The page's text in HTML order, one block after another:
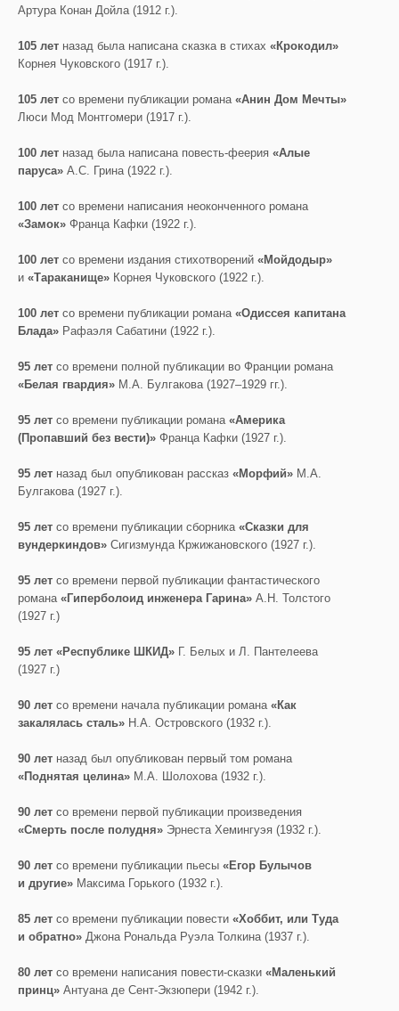
Артура Конан Дойла (1912 г.).
105 лет назад была написана сказка в стихах «Крокодил»
Корнея Чуковского (1917 г.).
105 лет со времени публикации романа «Анин Дом Мечты»
Люси Мод Монтгомери (1917 г.).
100 лет назад была написана повесть-феерия «Алые
паруса» А.С. Грина (1922 г.).
100 лет со времени написания неоконченного романа
«Замок» Франца Кафки (1922 г.).
100 лет со времени издания стихотворений «Мойдодыр»
и «Тараканище» Корнея Чуковского (1922 г.).
100 лет со времени публикации романа «Одиссея капитана
Блада» Рафаэля Сабатини (1922 г.).
95 лет со времени полной публикации во Франции романа
«Белая гвардия» М.А. Булгакова (1927–1929 гг.).
95 лет со времени публикации романа «Америка
(Пропавший без вести)» Франца Кафки (1927 г.).
95 лет назад был опубликован рассказ «Морфий» М.А.
Булгакова (1927 г.).
95 лет со времени публикации сборника «Сказки для
вундеркиндов» Сигизмунда Кржижановского (1927 г.).
95 лет со времени первой публикации фантастического
романа«Гиперболоид инженера Гарина» А.Н. Толстого
(1927 г.)
95 лет «Республике ШКИД» Г. Белых и Л. Пантелеева
(1927 г.)
90 лет со времени начала публикации романа «Как
закалялась сталь» Н.А. Островского (1932 г.).
90 лет назад был опубликован первый том романа
«Поднятая целина» М.А. Шолохова (1932 г.).
90 лет со времени первой публикации произведения
«Смерть после полудня» Эрнеста Хемингуэя (1932 г.).
90 лет со времени публикации пьесы «Егор Булычов
и другие» Максима Горького (1932 г.).
85 лет со времени публикации повести «Хоббит, или Туда
и обратно» Джона Рональда Руэла Толкина (1937 г.).
80 лет со времени написания повести-сказки «Маленький
принц» Антуана де Сент-Экзюпери (1942 г.).